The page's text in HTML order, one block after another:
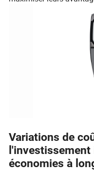
Variations de
économies à